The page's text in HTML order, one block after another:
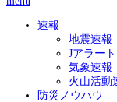
速報
地震速報
Jアラート
気象速報
火山活動
防災ノウハウ